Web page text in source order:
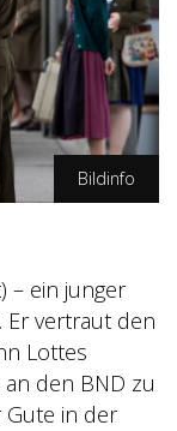
Bildinfo
– ein junger
Er vertraut den
Lottes
den BND zu
Gute in der